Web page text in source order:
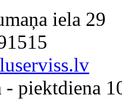
iela 29
- piektdiena